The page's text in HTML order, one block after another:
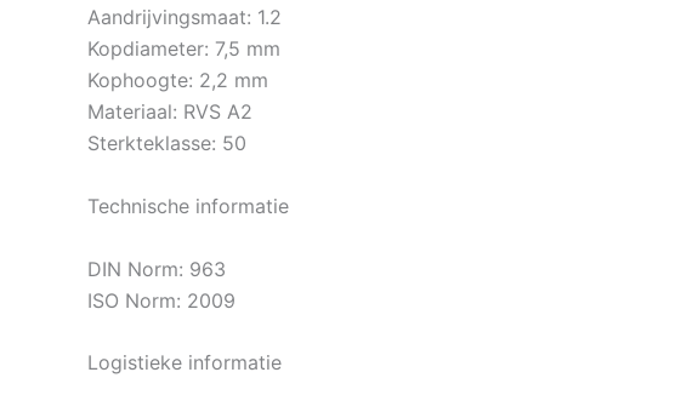
Aandrijvingsmaat: 1.2
Kopdiameter: 7,5 mm
Kophoogte: 2,2 mm
Materiaal: RVS A2
Sterkteklasse: 50
Technische informatie
DIN Norm: 963
ISO Norm: 2009
Logistieke informatie